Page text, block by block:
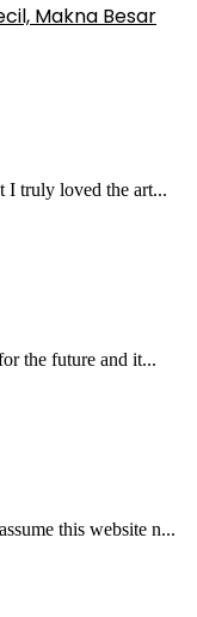
Makna Besar
I truly loved the art...
the future and it...
this website n...